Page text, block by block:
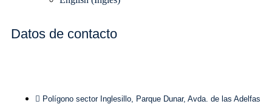
Datos de contacto
Polígono sector Inglesillo, Parque Dunar, Avda. de las Adelfas